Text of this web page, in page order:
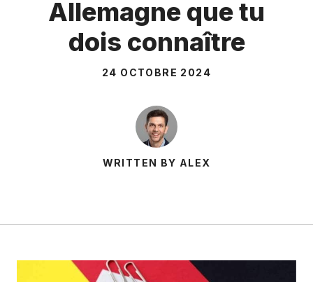
Allemagne que tu
dois connaître
24 OCTOBRE 2024
WRITTEN BY ALEX